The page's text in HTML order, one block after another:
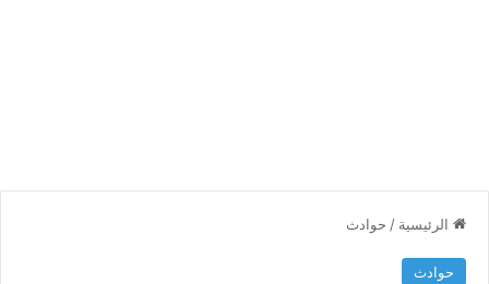
الرئيسية / حوادث
حوادث